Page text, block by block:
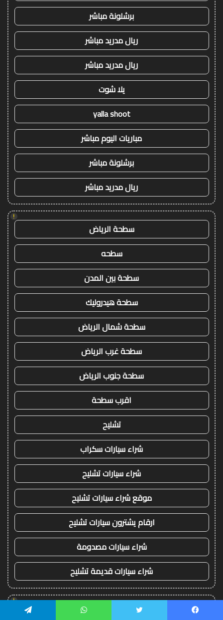
برشلونة مباشر
ريال مدريد مباشر
ريال مدريد مباشر
يلا شوت
yalla shoot
مباريات اليوم مباشر
برشلونة مباشر
ريال مدريد مباشر
!
سطحة الرياض
سطحه
سطحة بين المدن
سطحة هيدروليك
سطحة شمال الرياض
سطحة غرب الرياض
سطحة جنوب الرياض
اقرب سطحة
تشليح
شراء سيارات سكراب
شراء سيارات تشليح
موقع شراء سيارات تشليح
ارقام يشترون سيارات تشليح
شراء سيارات مصدومة
شراء سيارات قديمة تشليح
!